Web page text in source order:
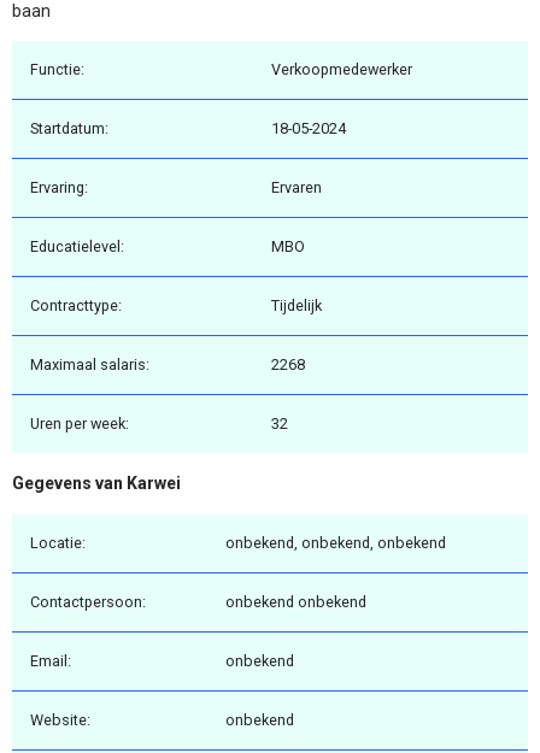
baan
Functie: Verkoopmedewerker
Startdatum: 18-05-2024
Ervaring: Ervaren
Educatielevel: MBO
Contracttype: Tijdelijk
Maximaal salaris: 2268
Uren per week: 32
Gegevens van Karwei
Locatie: onbekend, onbekend, onbekend
Contactpersoon: onbekend onbekend
Email: onbekend
Website: onbekend